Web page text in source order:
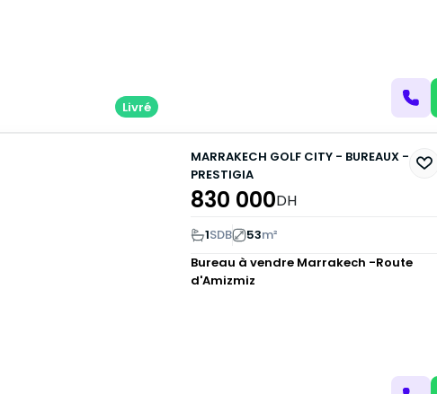
Livré
MARRAKECH GOLF CITY - BUREAUX -
PRESTIGIA
830 000DH
1SDB 53m²
Bureau à vendre Marrakech -Route
d'Amizmiz